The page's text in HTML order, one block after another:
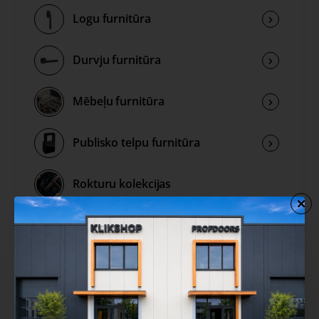
Logu furnitūra
Durvju furnitūra
Mēbeļu furnitūra
Publisko telpu furnitūra
Rokturu kolekcijas
Izpārdošana